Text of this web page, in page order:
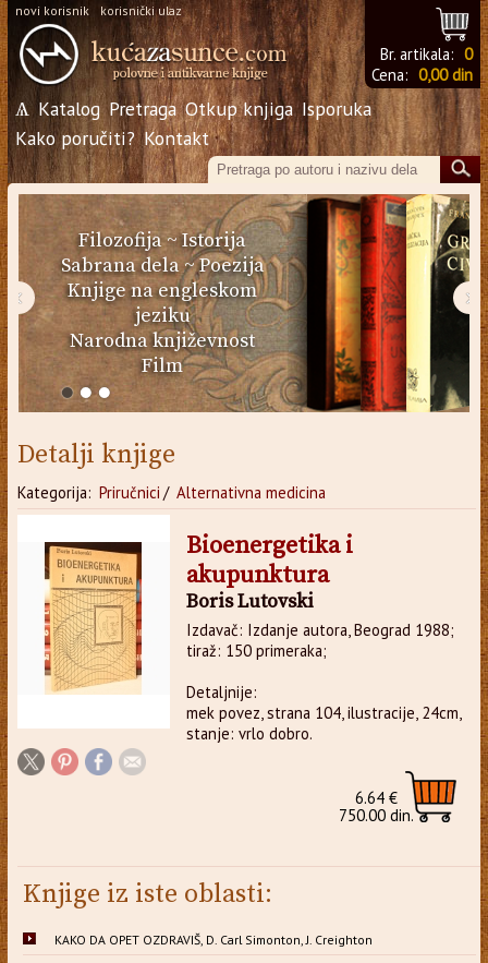
novi korisnik korisnički ulaz
Br. artikala: 0
Cena: 0,00 din
Ѧ Katalog Pretraga Otkup knjiga Isporuka
Kako poručiti? Kontakt
Filozofija~Istorija
Sabrana dela~Poezija
Knjige na engleskom
jeziku
Narodna književnost
Film
‹ ›
Detalji knjige
Kategorija: Priručnici / Alternativna medicina
Bioenergetika i
akupunktura
Boris Lutovski
Izdavač: Izdanje autora, Beograd 1988;
tiraž: 150 primeraka;
Detaljnije:
mek povez, strana 104, ilustracije, 24cm,
stanje: vrlo dobro.
6.64 €
750.00 din.
Knjige iz iste oblasti:
KAKO DA OPET OZDRAVIŠ, D. Carl Simonton, J. Creighton